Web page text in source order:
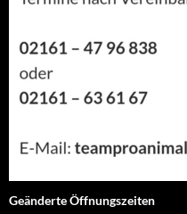
Geänderte Öffnungszeiten